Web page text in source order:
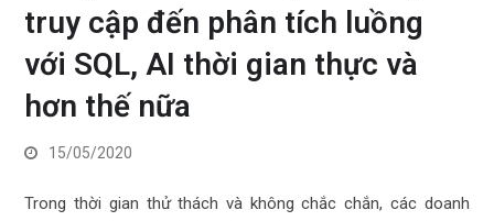
truy cập đến phân tích luồng
với SQL, AI thời gian thực và
hơn thế nữa
15/05/2020
Trong thời gian thử thách và không chắc chắn, các doanh